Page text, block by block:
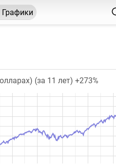
Графики
& Poor’s.
дня, недели или месяца.
месяц) подбирается
(за 11 лет) +273%